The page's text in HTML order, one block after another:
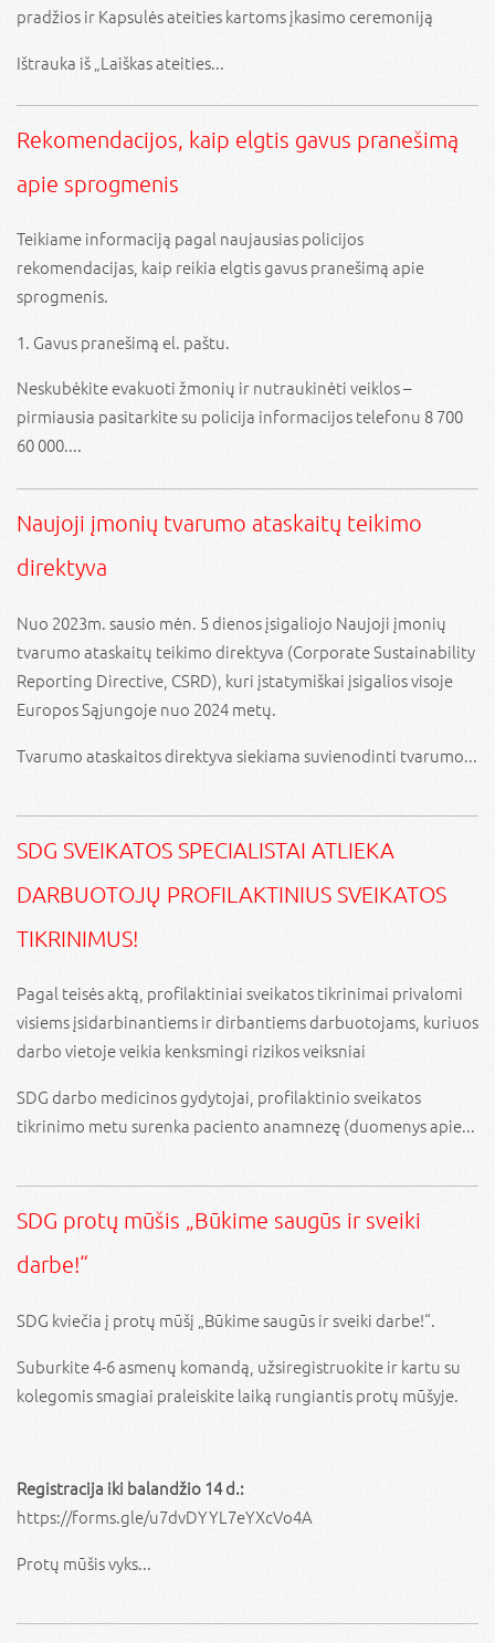
pradžios ir Kapsulės ateities kartoms įkasimo ceremoniją
Ištrauka iš „Laiškas ateities...
Rekomendacijos, kaip elgtis gavus pranešimą
apie sprogmenis
Teikiame informaciją pagal naujausias policijos
rekomendacijas, kaip reikia elgtis gavus pranešimą apie
sprogmenis.
1. Gavus pranešimą el. paštu.
Neskubėkite evakuoti žmonių ir nutraukinėti veiklos –
pirmiausia pasitarkite su policija informacijos telefonu 8 700
60 000....
Naujoji įmonių tvarumo ataskaitų teikimo
direktyva
Nuo 2023m. sausio mėn. 5 dienos įsigaliojo Naujoji įmonių
tvarumo ataskaitų teikimo direktyva (Corporate Sustainability
Reporting Directive, CSRD), kuri įstatymiškai įsigalios visoje
Europos Sąjungoje nuo 2024 metų.
Tvarumo ataskaitos direktyva siekiama suvienodinti tvarumo...
SDG SVEIKATOS SPECIALISTAI ATLIEKA
DARBUOTOJŲ PROFILAKTINIUS SVEIKATOS
TIKRINIMUS!
Pagal teisės aktą, profilaktiniai sveikatos tikrinimai privalomi
visiems įsidarbinantiems ir dirbantiems darbuotojams, kuriuos
darbo vietoje veikia kenksmingi rizikos veiksniai
SDG darbo medicinos gydytojai, profilaktinio sveikatos
tikrinimo metu surenka paciento anamnezę (duomenys apie...
SDG protų mūšis „Būkime saugūs ir sveiki
darbe!“
SDG kviečia į protų mūšį „Būkime saugūs ir sveiki darbe!“.
Suburkite 4-6 asmenų komandą, užsiregistruokite ir kartu su
kolegomis smagiai praleiskite laiką rungiantis protų mūšyje.
Registracija iki balandžio 14 d.:
https://forms.gle/u7dvDYYL7eYXcVo4A
Protų mūšis vyks...